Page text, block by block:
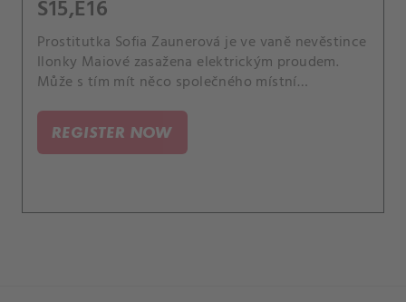
S15,E16
Prostitutka Sofia Zaunerová je ve vaně nevěstince
Ilonky Maiové zasažena elektrickým proudem.
Může s tím mít něco společného místní
Gruberová? Její křížová výprava zahrnuje petiční
akce, vandalismus a šturmování budovy, protože
se spolu s dalšími majiteli chce zbavit všeho
REGISTER NOW